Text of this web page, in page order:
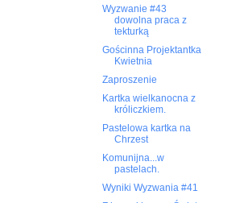
Wyzwanie #43
dowolna praca z
tekturką
Gościnna Projektantka
Kwietnia
Zaproszenie
Kartka wielkanocna z
króliczkiem.
Pastelowa kartka na
Chrzest
Komunijna...w
pastelach.
Wyniki Wyzwania #41